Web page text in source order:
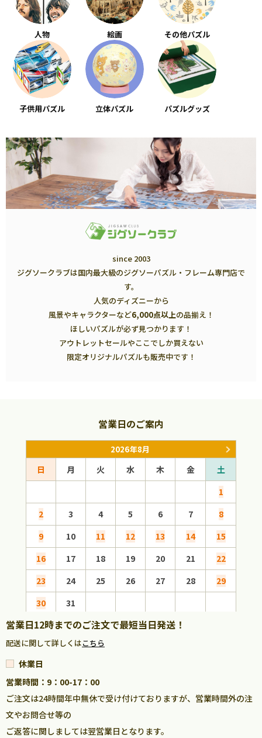
人物 絵画 その他パズル
子供用パズル 立体パズル パズルグッズ
since 2003
ジグソークラブは国内最大級のジグソーパズル・フレーム専門店で
す。
人気のディズニーから
風景やキャラクターなど6,000点以上の品揃え！
ほしいパズルが必ず見つかります！
アウトレットセールやここでしか買えない
限定オリジナルパズルも販売中です！
営業日のご案内
2026年8月
日 月 火 水 木 金
土
1
2
3 4 5 6 7
8
9
10 11 12 13 14
15
16
17 18 19 20 21
22
23
24 25 26 27 28
29
30
31
営業日12時までのご注文で最短当日発送！
配送に関して詳しくはこちら
休業日
営業時間：9：00-17：00
ご注文は24時間年中無休で受け付けておりますが、営業時間外の注
文やお問合せ等の
ご返答に関しましては翌営業日となります。